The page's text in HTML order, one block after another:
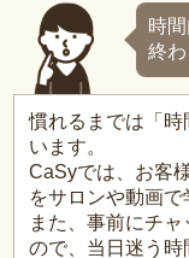
時
終
慣れるまでは「
います。
CaSyでは、お客
をサロンや動画で
また、事前にチ
ので、当日迷う時